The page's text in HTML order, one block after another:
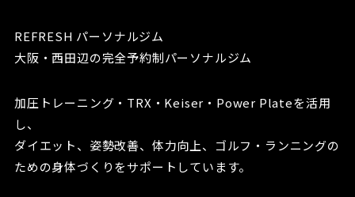
REFRESH パーソナルジム
大阪・西田辺の完全予約制パーソナルジム
加圧トレーニング・TRX・Keiser・Power Plateを活用
し、
ダイエット、姿勢改善、体力向上、ゴルフ・ランニングの
ための身体づくりをサポートしています。